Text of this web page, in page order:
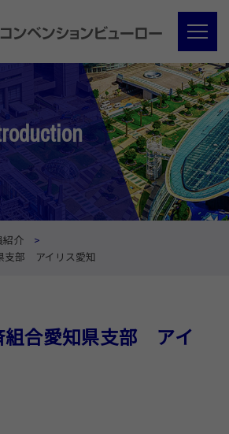
紹介
支部 アイリス愛知
組合愛知県支部 アイ